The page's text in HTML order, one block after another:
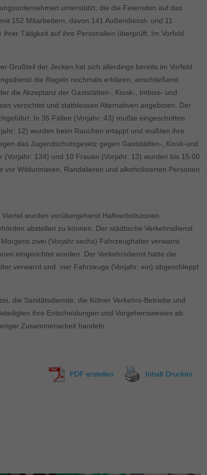
unterstützt, die die Feiernden auf das
152 Mitarbeitern, davon 141 Außendienst- und 11
Tätigkeit auf ihre Personalien überprüft. Im Vorfeld
Großteil der Jecken hat sich allerdings bereits im Vorfeld
die Regeln nochmals erklären, anschließend
die Akzeptanz der Gaststätten-, Kiosk-, Imbiss- und
verzichtet und stattdessen Alternativen angeboten. Der
In 35 Fällen (Vorjahr: 43) mußte eingeschritten
12) wurden beim Rauchen ertappt und mußten ihre
das Jugendschutzgesetz gegen Gaststätten-, Kiosk-und
134) und 10 Frauen (Vorjahr: 13) wurden bis 15.00
Wildurinieren, Randalieren und alkoholisierten Personen
wurden vorübergehend Haltverbotszonen
abstellen zu können. Der städtische Verkehrsdienst
zwei (Vorjahr:sechs) Fahrzeughalter verwarnt
eingerichtet worden. Der Verkehrsdienst hatte die
verwarnt und vier Fahrzeuge (Vorjahr: ein) abgeschleppt
die Sanitätsdienste, die Kölner Verkehrs-Betriebe und
ihre Entscheidungen und Vorgehensweisen ab.
Zusammenarbeit handeln.
PDF erstellen Inhalt Drucken